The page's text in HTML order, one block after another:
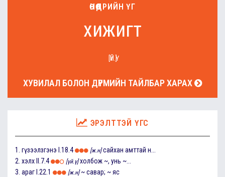
ӨНӨӨДРИЙН ҮГ
хижигт
[ҮЙ.Ү]
ХУВИЛАЛ БОЛОН ДҮРМИЙН ТАЙЛБАР ХАРАХ
ЭРЭЛТТЭЙ ҮГС
1. гүзээлзгэнэ I.18.4 [ж.н] сайхан амттай н...
2. хэлх II.7.4 [үй.ү] холбож ~, унь ~...
3. араг I.22.1 [ж.н] ~ савар; ~ яс